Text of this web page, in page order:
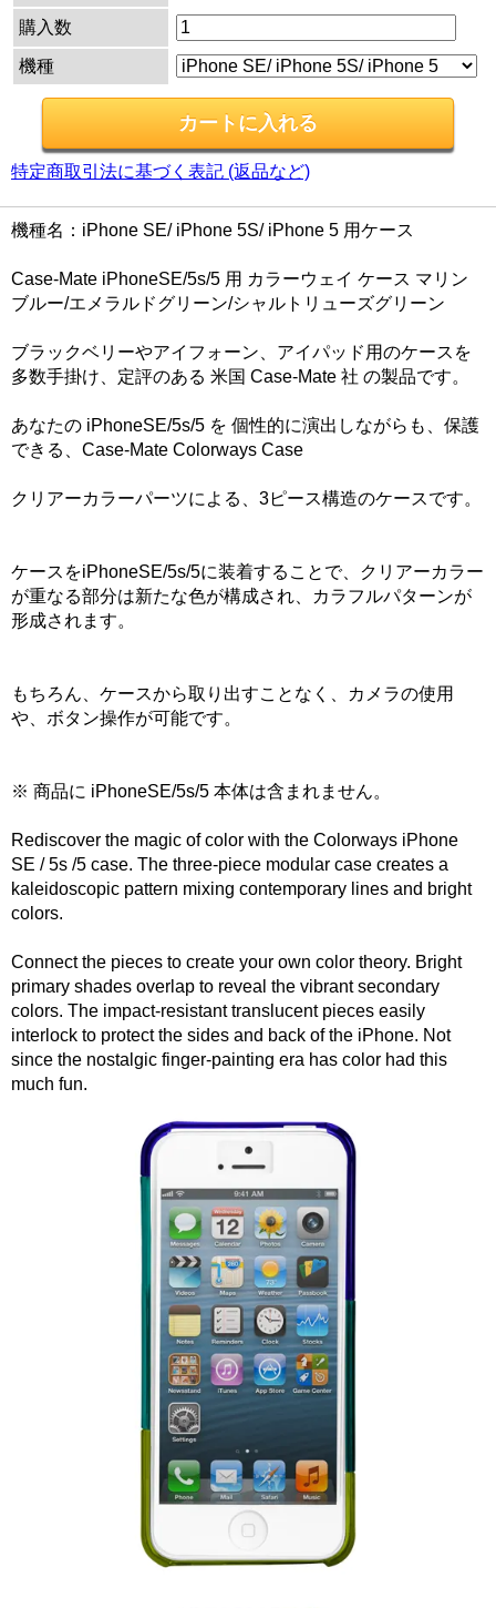
購入数
機種
特定商取引法に基づく表記 (返品など)
機種名：iPhone SE/ iPhone 5S/ iPhone 5 用ケース
Case-Mate iPhoneSE/5s/5 用 カラーウェイ ケース マリン
ブルー/エメラルドグリーン/シャルトリューズグリーン
ブラックベリーやアイフォーン、アイパッド用のケースを
多数手掛け、定評のある 米国 Case-Mate 社 の製品です。
あなたの iPhoneSE/5s/5 を 個性的に演出しながらも、保護
できる、Case-Mate Colorways Case
クリアーカラーパーツによる、3ピース構造のケースです。
ケースをiPhoneSE/5s/5に装着することで、クリアーカラー
が重なる部分は新たな色が構成され、カラフルパターンが
形成されます。
もちろん、ケースから取り出すことなく、カメラの使用
や、ボタン操作が可能です。
※ 商品に iPhoneSE/5s/5 本体は含まれません。
Rediscover the magic of color with the Colorways iPhone
SE / 5s /5 case. The three-piece modular case creates a
kaleidoscopic pattern mixing contemporary lines and bright
colors.
Connect the pieces to create your own color theory. Bright
primary shades overlap to reveal the vibrant secondary
colors. The impact-resistant translucent pieces easily
interlock to protect the sides and back of the iPhone. Not
since the nostalgic finger-painting era has color had this
much fun.